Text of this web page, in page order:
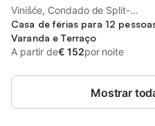
Vinišće, Condado de Split-
Dalmácia
Casa de férias para 12
Varanda e Terraço
A partir de€ 152por noite
Mostrar